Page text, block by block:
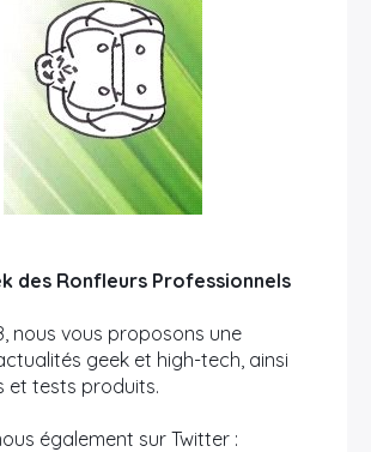
des Ronfleurs Professionnels
nous vous proposons une
geek et high-tech, ainsi
et tests produits.
également sur Twitter :